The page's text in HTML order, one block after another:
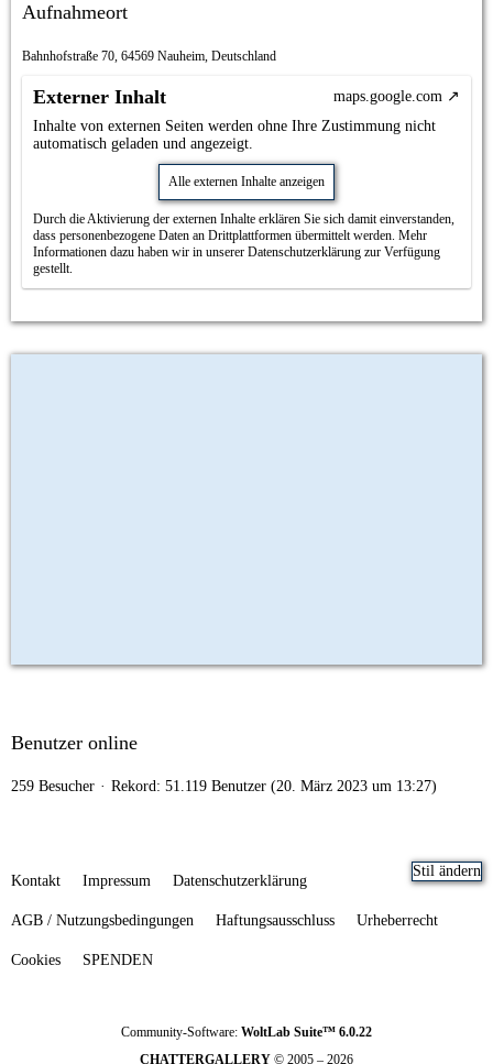
Aufnahmeort
Bahnhofstraße 70, 64569 Nauheim, Deutschland
Externer Inhalt
maps.google.com
Inhalte von externen Seiten werden ohne Ihre Zustimmung nicht
automatisch geladen und angezeigt.
Alle externen Inhalte anzeigen
Durch die Aktivierung der externen Inhalte erklären Sie sich damit einverstanden,
dass personenbezogene Daten an Drittplattformen übermittelt werden. Mehr
Informationen dazu haben wir in unserer Datenschutzerklärung zur Verfügung
gestellt.
Benutzer online
259 Besucher Rekord: 51.119 Benutzer (20. März 2023 um 13:27)
Stil ändern
Kontakt Impressum Datenschutzerklärung
AGB / Nutzungsbedingungen Haftungsausschluss Urheberrecht
Cookies SPENDEN
Community-Software: WoltLab Suite™ 6.0.22
CHATTERGALLERY © 2005 – 2026